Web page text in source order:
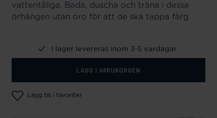
vattentåliga. Bada, duscha och träna i dessa
örhängen utan oro för att de ska tappa färg.
I lager levereras inom 3-5 vardagar
LÄGG I VARUKORGEN
Lägg till i favoriter